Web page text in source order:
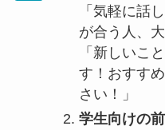
「気軽に話
が合う人、
「新しいこ
す！おすす
さい！」
学生向けの